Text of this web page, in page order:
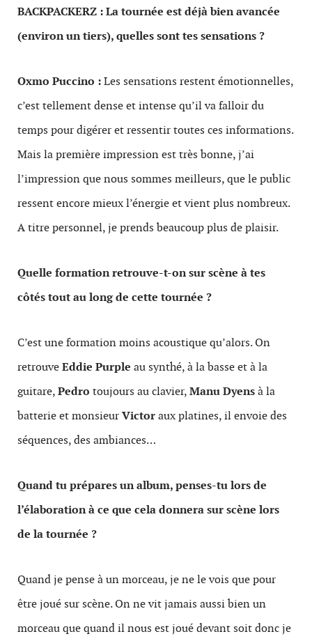
BACKPACKERZ : La tournée est déjà bien avancée
(environ un tiers), quelles sont tes sensations ?
Oxmo Puccino :Les sensations restent émotionnelles,
c’est tellement dense et intense qu’il va falloir du
temps pour digérer et ressentir toutes ces informations.
Mais la première impression est très bonne, j’ai
l’impression que nous sommes meilleurs, que le public
ressent encore mieux l’énergie et vient plus nombreux.
A titre personnel, je prends beaucoup plus de plaisir.
Quelle formation retrouve-t-on sur scène à tes
côtés tout au long de cette tournée ?
C’est une formation moins acoustique qu’alors. On
retrouveEddie Purple au synthé, à la basse et à la
guitare,Pedro toujours au clavier,Manu Dyensà la
batterie et monsieurVictoraux platines, il envoie des
séquences, des ambiances…
Quand tu prépares un album, penses-tu lors de
l’élaboration à ce que cela donnera sur scène lors
de la tournée ?
Quand je pense à un morceau, je ne le vois que pour
être joué sur scène. On ne vit jamais aussi bien un
morceau que quand il nous est joué devant soit donc je